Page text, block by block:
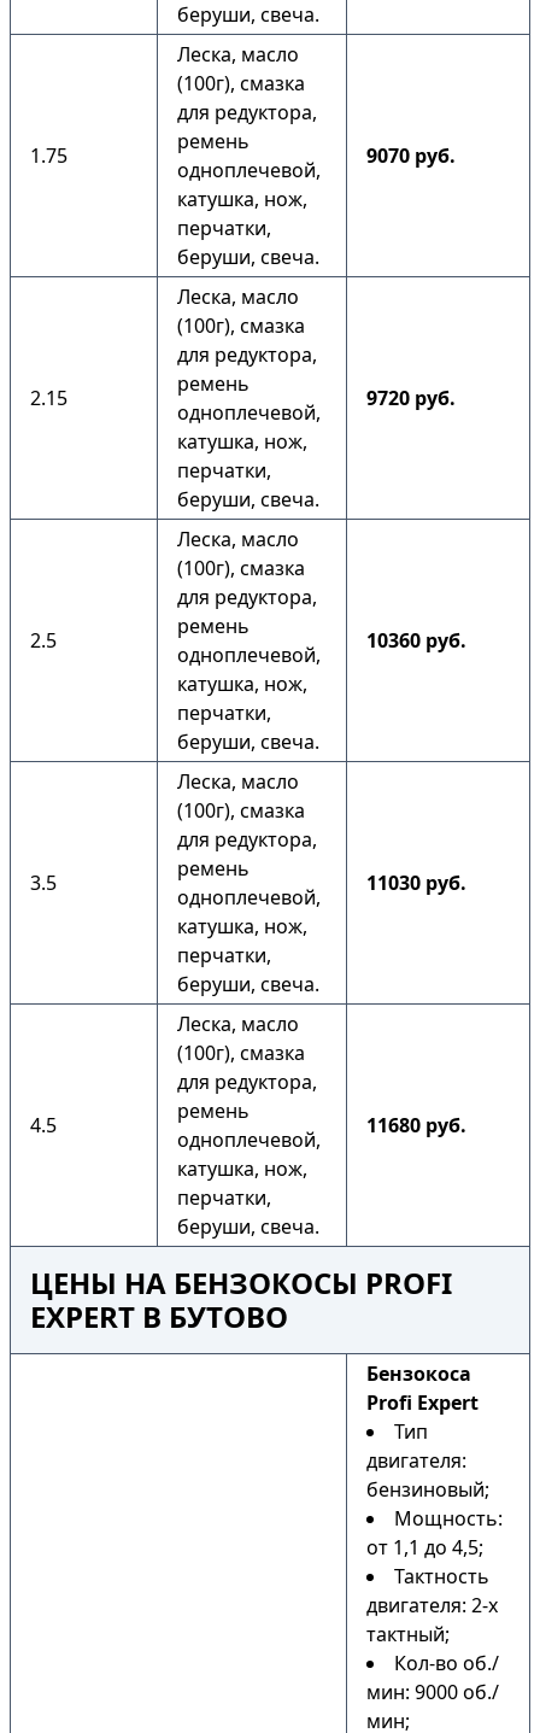
беруши, свеча.
1.75
Леска, масло
(100г), смазка
для редуктора,
ремень
одноплечевой,
катушка, нож,
перчатки,
беруши, свеча.
9070 руб.
2.15
Леска, масло
(100г), смазка
для редуктора,
ремень
одноплечевой,
катушка, нож,
перчатки,
беруши, свеча.
9720 руб.
2.5
Леска, масло
(100г), смазка
для редуктора,
ремень
одноплечевой,
катушка, нож,
перчатки,
беруши, свеча.
10360 руб.
3.5
Леска, масло
(100г), смазка
для редуктора,
ремень
одноплечевой,
катушка, нож,
перчатки,
беруши, свеча.
11030 руб.
4.5
Леска, масло
(100г), смазка
для редуктора,
ремень
одноплечевой,
катушка, нож,
перчатки,
беруши, свеча.
11680 руб.
ЦЕНЫ НА БЕНЗОКОСЫ PROFI
EXPERT В БУТОВО
Бензокоса
Profi Expert
Тип
двигателя:
бензиновый;
Мощность:
от 1,1 до 4,5;
Тактность
двигателя: 2-х
тактный;
Кол-во об./
мин: 9000 об./
мин;